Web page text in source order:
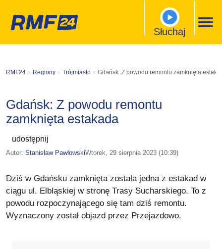
Słuchaj
RMF24 Regiony Trójmiasto Gdańsk: Z powodu remontu zamknięta
Gdańsk: Z powodu remontu
zamknięta estakada
Autor: Stanisław PawłowskiWtorek, 29 sierpnia 2023 (10:39)
udostępnij
​Dziś w Gdańsku zamknięta została jedna z estakad w
ciągu ul. Elbląskiej w stronę Trasy Sucharskiego. To z
powodu rozpoczynającego się tam dziś remontu.
Wyznaczony został objazd przez Przejazdowo.